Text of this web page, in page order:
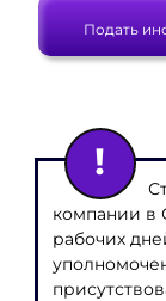
Подать
компании в
рабочих